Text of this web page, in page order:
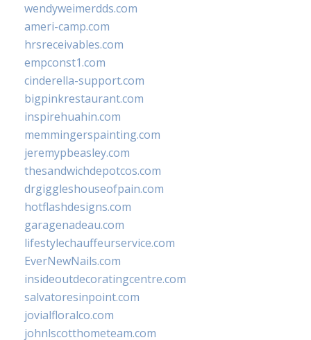
wendyweimerdds.com
ameri-camp.com
hrsreceivables.com
empconst1.com
cinderella-support.com
bigpinkrestaurant.com
inspirehuahin.com
memmingerspainting.com
jeremypbeasley.com
thesandwichdepotcos.com
drgiggleshouseofpain.com
hotflashdesigns.com
garagenadeau.com
lifestylechauffeurservice.com
EverNewNails.com
insideoutdecoratingcentre.com
salvatoresinpoint.com
jovialfloralco.com
johnlscotthometeam.com